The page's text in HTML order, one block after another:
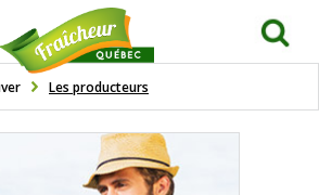
Les producteurs